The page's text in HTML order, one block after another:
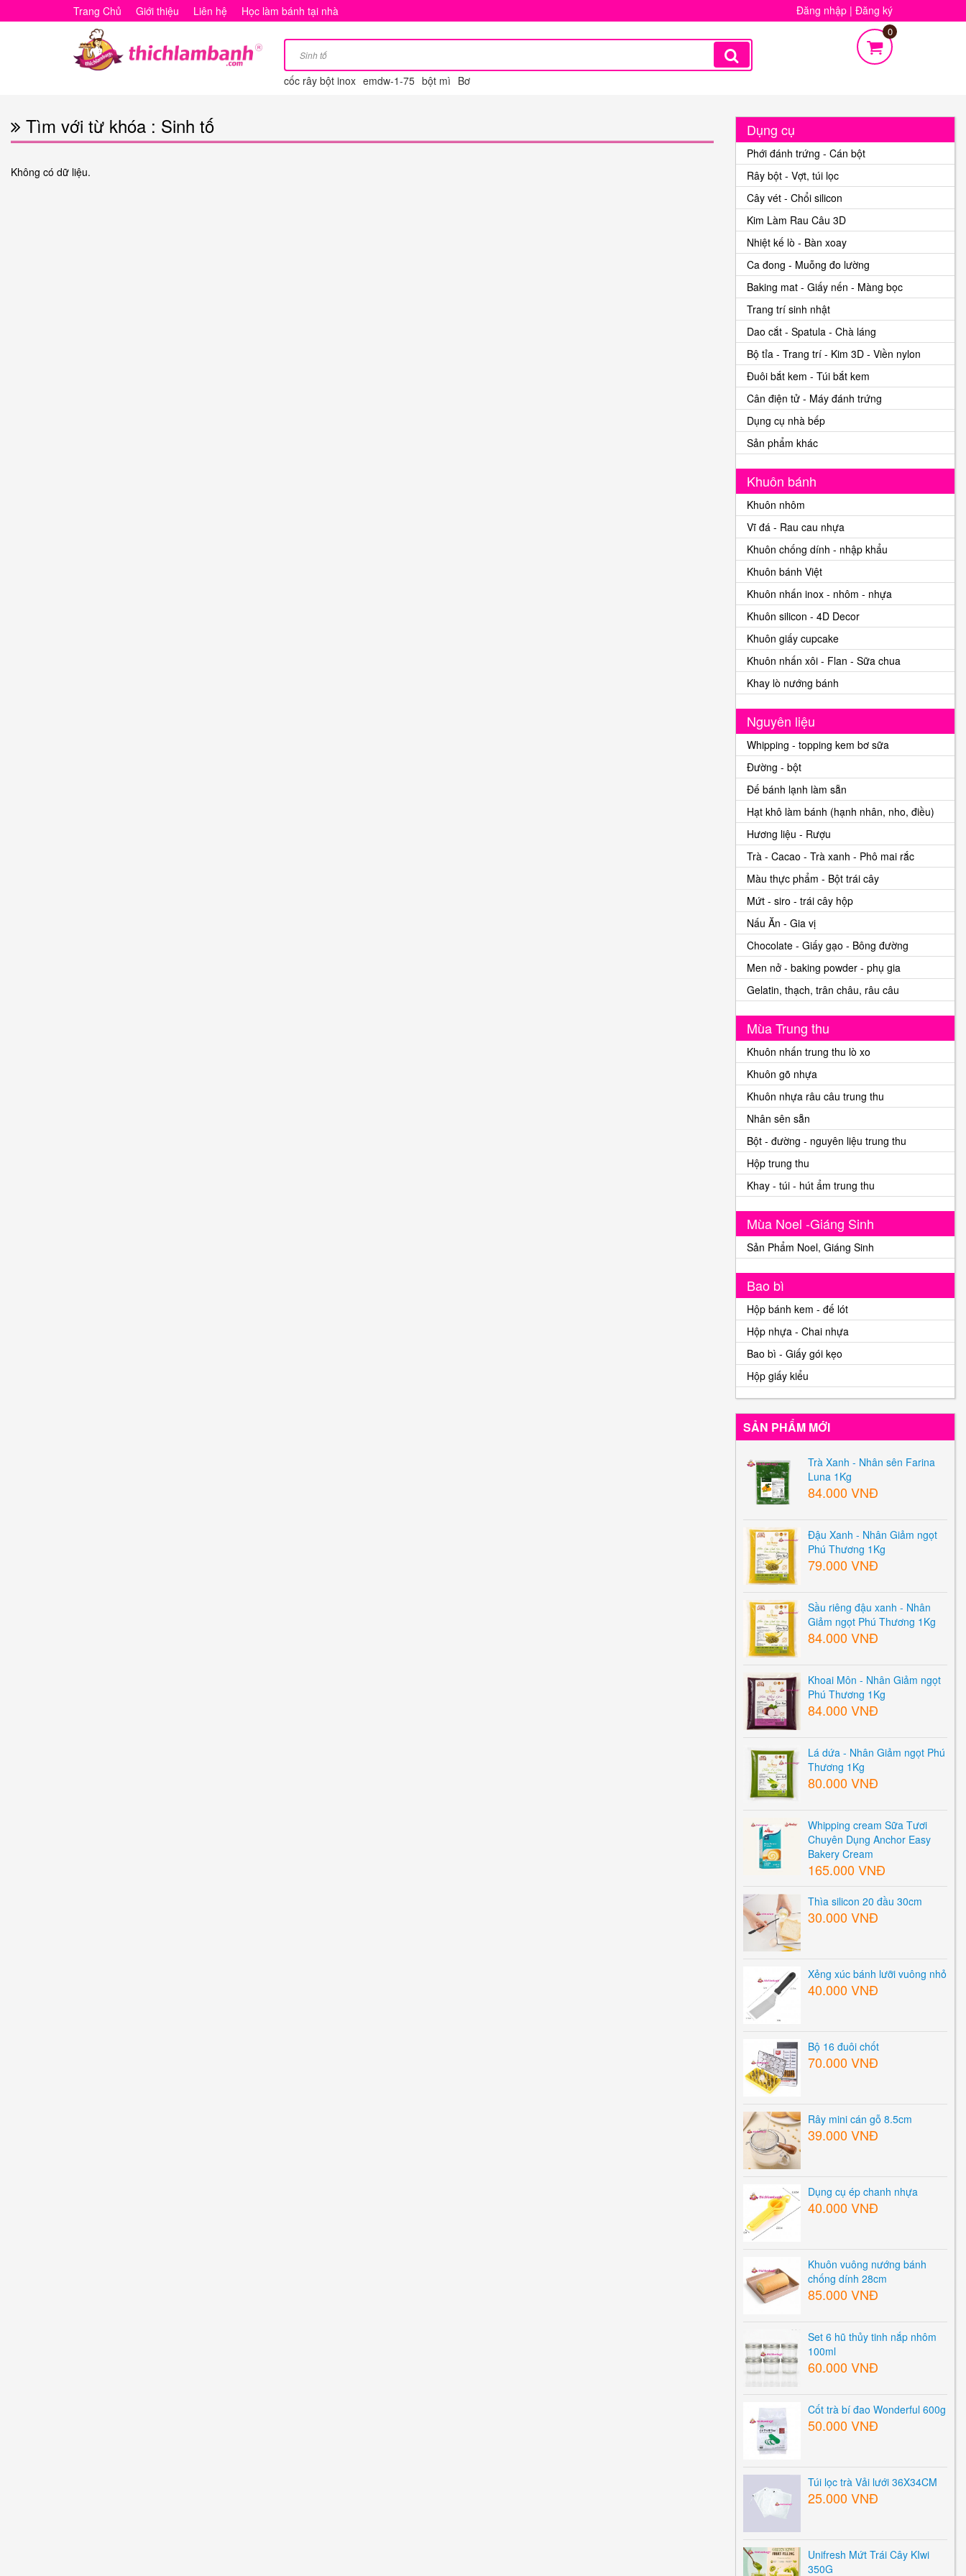
Tìm
Sinh
tố
Trang Chủ Giới thiệu Liên hệ Học làm bánh tại nhà Đăng nhập | Đăng ký
cốc rây bột inox emdw-1-75 bột mì Bơ
0
Tìm với từ khóa : Sinh tố
Không có dữ liệu.
Dụng cụ
Phới đánh trứng - Cán bột
Rây bột - Vợt, túi lọc
Cây vét - Chổi silicon
Kim Làm Rau Câu 3D
Nhiệt kế lò - Bàn xoay
Ca đong - Muỗng đo lường
Baking mat - Giấy nến - Màng bọc
Trang trí sinh nhật
Dao cắt - Spatula - Chà láng
Bộ tỉa - Trang trí - Kim 3D - Viền nylon
Đuôi bắt kem - Túi bắt kem
Cân điện tử - Máy đánh trứng
Dụng cụ nhà bếp
Sản phẩm khác
Khuôn bánh
Khuôn nhôm
Vĩ đá - Rau cau nhựa
Khuôn chống dính - nhập khẩu
Khuôn bánh Việt
Khuôn nhấn inox - nhôm - nhựa
Khuôn silicon - 4D Decor
Khuôn giấy cupcake
Khuôn nhấn xôi - Flan - Sữa chua
Khay lò nướng bánh
Nguyên liệu
Whipping - topping kem bơ sữa
Đường - bột
Đế bánh lạnh làm sẵn
Hạt khô làm bánh (hạnh nhân, nho, điều)
Hương liệu - Rượu
Trà - Cacao - Trà xanh - Phô mai rắc
Màu thực phẩm - Bột trái cây
Mứt - siro - trái cây hộp
Nấu Ăn - Gia vị
Chocolate - Giấy gạo - Bông đường
Men nở - baking powder - phụ gia
Gelatin, thạch, trân châu, râu câu
Mùa Trung thu
Khuôn nhấn trung thu lò xo
Khuôn gõ nhựa
Khuôn nhựa râu câu trung thu
Nhân sên sẵn
Bột - đường - nguyên liệu trung thu
Hộp trung thu
Khay - túi - hút ẩm trung thu
Mùa Noel -Giáng Sinh
Sản Phẩm Noel, Giáng Sinh
Bao bì
Hộp bánh kem - đế lót
Hộp nhựa - Chai nhựa
Bao bì - Giấy gói kẹo
Hộp giấy kiểu
SẢN PHẨM MỚI
Trà Xanh - Nhân sên Farina
Luna 1Kg
84.000 VNĐ
Đậu Xanh - Nhân Giảm ngọt
Phú Thương 1Kg
79.000 VNĐ
Sầu riêng đậu xanh - Nhân
Giảm ngọt Phú Thương 1Kg
84.000 VNĐ
Khoai Môn - Nhân Giảm ngọt
Phú Thương 1Kg
84.000 VNĐ
Lá dứa - Nhân Giảm ngọt Phú
Thương 1Kg
80.000 VNĐ
Whipping cream Sữa Tươi
Chuyên Dụng Anchor Easy
Bakery Cream
165.000 VNĐ
Thìa silicon 20 đầu 30cm
30.000 VNĐ
Xẻng xúc bánh lưỡi vuông nhỏ
40.000 VNĐ
Bộ 16 đuôi chốt
70.000 VNĐ
Rây mini cán gỗ 8.5cm
39.000 VNĐ
Dụng cụ ép chanh nhựa
40.000 VNĐ
Khuôn vuông nướng bánh
chống dính 28cm
85.000 VNĐ
Set 6 hũ thủy tinh nắp nhôm
100ml
60.000 VNĐ
Cốt trà bí đao Wonderful 600g
50.000 VNĐ
Túi lọc trà Vải lưới 36X34CM
25.000 VNĐ
Unifresh Mứt Trái Cây KIwi
350G